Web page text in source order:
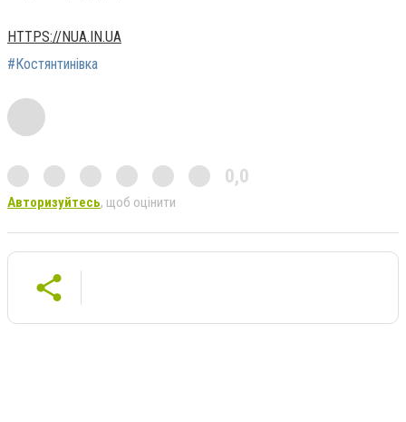
HTTPS://NUA.IN.UA
#Костянтинівка
0,0
Авторизуйтесь, щоб оцінити